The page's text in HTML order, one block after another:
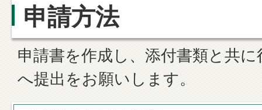
申請方法
申請書を作成し、添付書類と共
へ提出をお願いします。